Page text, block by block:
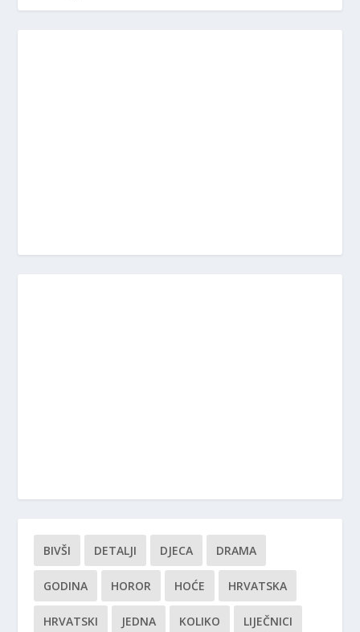
BIVŠI DETALJI DJECA DRAMA
GODINA HOROR HOĆE HRVATSKA
HRVATSKI JEDNA KOLIKO LIJEČNICI